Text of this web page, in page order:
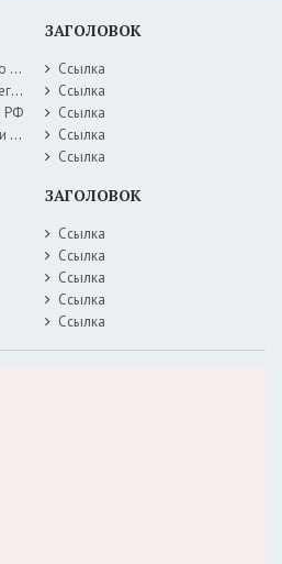
РФ
ЗАГОЛОВОК
Ссылка
Ссылка
Ссылка
Ссылка
Ссылка
ЗАГОЛОВОК
Ссылка
Ссылка
Ссылка
Ссылка
Ссылка